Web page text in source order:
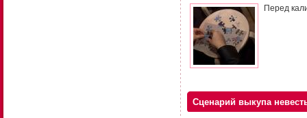
Перед
Сценарий выкупа